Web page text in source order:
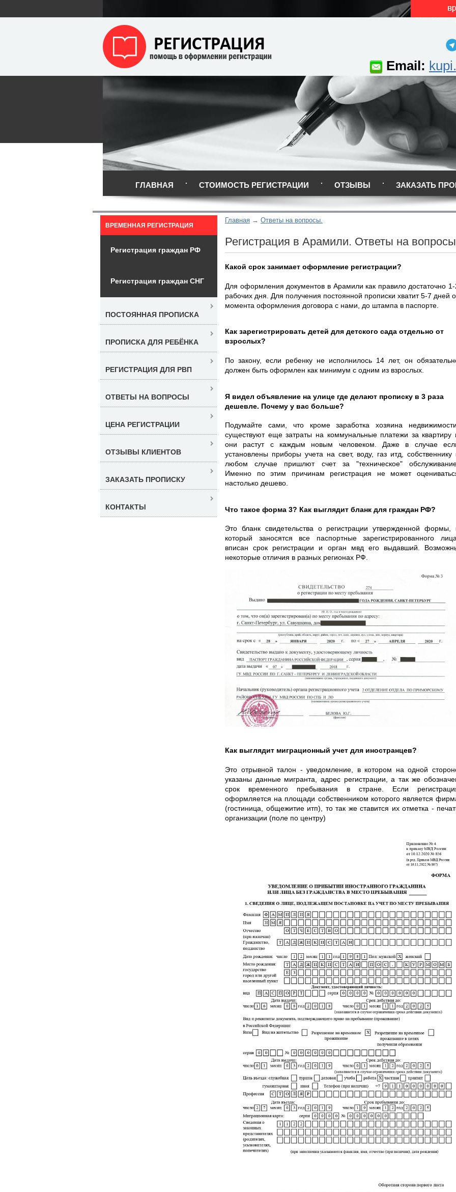
Email:
ГЛАВНАЯ СТОИМОСТЬ РЕГИСТРАЦИИ ОТЗЫВЫ ЗАКАЗАТЬ
Главная Ответы на вопросы.
Регистрация в Арамили. Ответы на
Какой срок занимает оформление регистрации?
Для оформления документов в Арамили как правило достаточно 1-
рабочих дня. Для получения постоянной прописки хватит 5-7 дней
момента оформления договора с нами, до штампа в паспорте.
Как зарегистрировать детей для детского сада отдельно от
взрослых?
По закону, если ребенку не исполнилось 14 лет, он
должен быть оформлен как минимум с одним из взрослых.
Я видел объявление на улице где делают прописку в 3 раза
дешевле. Почему у вас больше?
Подумайте сами, что кроме заработка хозяина
существуют еще затраты на коммунальные платежи за квартиру
они растут с каждым новым человеком. Даже в случае
установлены приборы учета на свет, воду, газ итд, собственнику
любом случае пришлют счет за "техническое"
Именно по этим причинам регистрация не может
настолько дешево.
Что такое форма 3? Как выглядит бланк для граждан РФ?
Это бланк свидетельства о регистрации утвержденной формы,
который заносятся все паспортные зарегистрированного
вписан срок регистрации и орган мвд его выдавший.
некоторые отличия в разных регионах РФ.
Как выглядит миграционный учет для иностранцев?
Это отрывной талон - уведомление, в котором на одной
указаны данные мигранта, адрес регистрации, а так же
срок временного пребывания в стране. Если
оформляется на площади собственником которого является
(гостиница, общежитие итп), то так же ставится их отметка -
организации (поле по центру)
ВРЕМЕННАЯ РЕГИСТРАЦИЯ
Регистрация граждан РФ
Регистрация граждан СНГ
ПОСТОЯННАЯ ПРОПИСКА
ПРОПИСКА ДЛЯ РЕБЁНКА
РЕГИСТРАЦИЯ ДЛЯ РВП
ОТВЕТЫ НА ВОПРОСЫ
ЦЕНА РЕГИСТРАЦИИ
ОТЗЫВЫ КЛИЕНТОВ
ЗАКАЗАТЬ ПРОПИСКУ
КОНТАКТЫ